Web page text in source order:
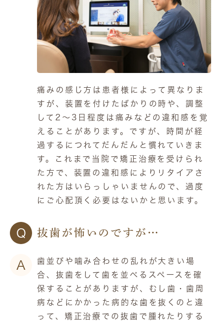
痛みの感じ方は患者様によって異なりま
すが、装置を付けたばかりの時や、調整
して2～3日程度は痛みなどの違和感を覚
えることがあります。ですが、時間が経
過するにつれてだんだんと慣れていきま
す。これまで当院で矯正治療を受けられ
た方で、装置の違和感によりリタイアさ
れた方はいらっしゃいませんので、過度
にご心配頂く必要はないかと思います。
Q 抜歯が怖いのですが…
A
歯並びや噛み合わせの乱れが大きい場
合、抜歯をして歯を並べるスペースを確
保することがありますが、むし歯・歯周
病などにかかった病的な歯を抜くのと違
って、矯正治療での抜歯で腫れたりする